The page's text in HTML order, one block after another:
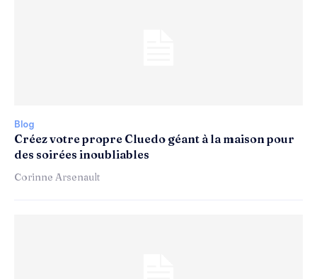
Blog
Créez votre propre Cluedo géant à la maison pour
des soirées inoubliables
Corinne Arsenault